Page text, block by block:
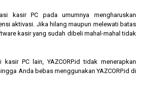
kasir PC pada umumnya mengharuskan
aktivasi. Jika hilang maupun melewati batas
kasir yang sudah dibeli mahal-mahal tidak
PC lain, YAZCORP.id tidak menerapkan
Anda bebas menggunakan YAZCORP.id di